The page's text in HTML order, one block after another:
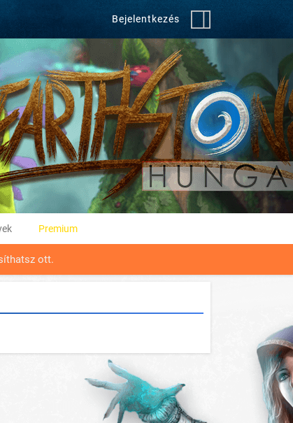
Bejelentkezés
Premium
ott.